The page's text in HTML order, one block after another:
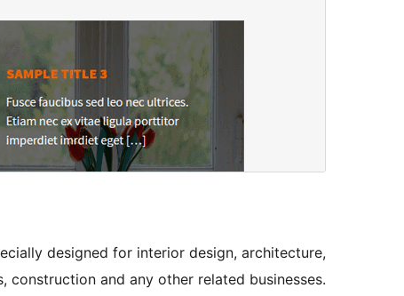
designed for interior design, architecture,
construction and any other related businesses.